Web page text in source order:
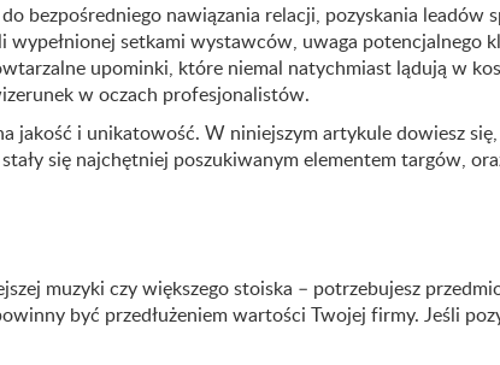
bezpośredniego nawiązania relacji, pozyskania leadów
setkami wystawców, uwaga potencjalnego
upominki, które niemal natychmiast lądują w
w oczach profesjonalistów.
jakość i unikatowość. W niniejszym artykule dowiesz
stały się najchętniej poszukiwanym elementem targów,
muzyki czy większego stoiska – potrzebujesz
być przedłużeniem wartości Twojej firmy. Jeśli